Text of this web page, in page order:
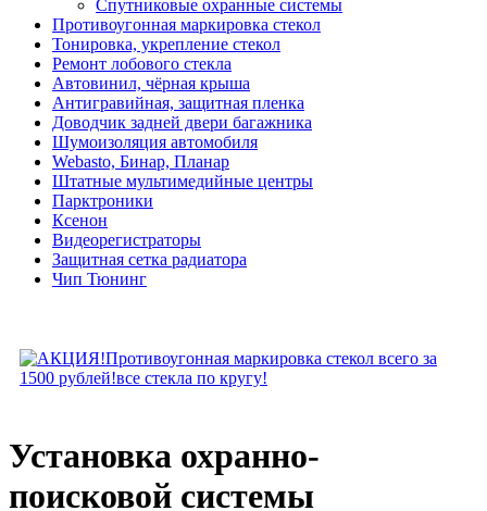
Спутниковые охранные системы
Противоугонная маркировка стекол
Тонировка, укрепление стекол
Ремонт лобового стекла
Автовинил, чёрная крыша
Антигравийная, защитная пленка
Доводчик задней двери багажника
Шумоизоляция автомобиля
Webasto, Бинар, Планар
Штатные мультимедийные центры
Парктроники
Ксенон
Видеорегистраторы
Защитная сетка радиатора
Чип Тюнинг
Установка охранно-
поисковой системы